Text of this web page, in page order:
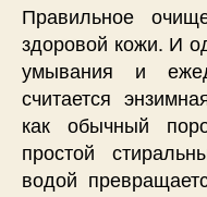
Правильное
здоровой кожи. И
умывания и
считается
как обычный
простой
водой